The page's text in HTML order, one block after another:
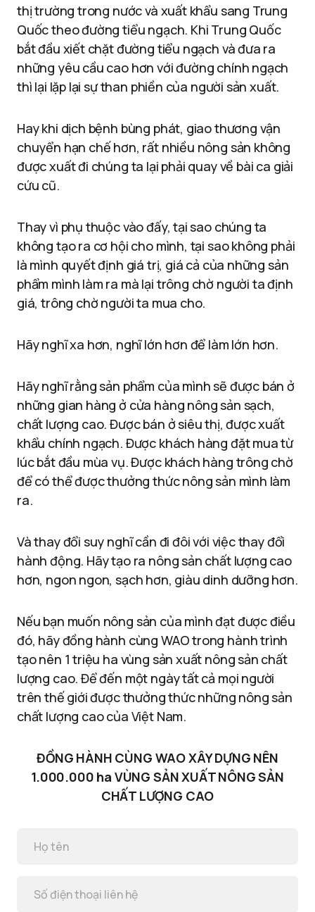
thị trường trong nước và xuất khẩu sang Trung
Quốc theo đường tiểu ngạch. Khi Trung Quốc
bắt đầu xiết chặt đường tiểu ngạch và đưa ra
những yêu cầu cao hơn với đường chính ngạch
thì lại lặp lại sự than phiền của người sản xuất.
Hay khi dịch bệnh bùng phát, giao thương vận
chuyển hạn chế hơn, rất nhiều nông sản không
được xuất đi chúng ta lại phải quay về bài ca giải
cứu cũ.
Thay vì phụ thuộc vào đấy, tại sao chúng ta
không tạo ra cơ hội cho mình, tại sao không phải
là mình quyết định giá trị, giá cả của những sản
phẩm mình làm ra mà lại trông chờ người ta định
giá, trông chờ người ta mua cho.
Hãy nghĩ xa hơn, nghĩ lớn hơn để làm lớn hơn.
Hãy nghĩ rằng sản phẩm của mình sẽ được bán ở
những gian hàng ở cửa hàng nông sản sạch,
chất lượng cao. Được bán ở siêu thị, được xuất
khẩu chính ngạch. Được khách hàng đặt mua từ
lúc bắt đầu mùa vụ. Được khách hàng trông chờ
để có thể được thưởng thức nông sản mình làm
ra.
Và thay đổi suy nghĩ cần đi đôi với việc thay đổi
hành động. Hãy tạo ra nông sản chất lượng cao
hơn, ngon ngon, sạch hơn, giàu dinh dưỡng hơn.
Nếu bạn muốn nông sản của mình đạt được điều
đó, hãy đồng hành cùng WAO trong hành trình
tạo nên 1 triệu ha vùng sản xuất nông sản chất
lượng cao. Để đến một ngày tất cả mọi người
trên thế giới được thưởng thức những nông sản
chất lượng cao của Việt Nam.
ĐỒNG HÀNH CÙNG WAO XÂY DỰNG NÊN
1.000.000 ha VÙNG SẢN XUẤT NÔNG SẢN
CHẤT LƯỢNG CAO